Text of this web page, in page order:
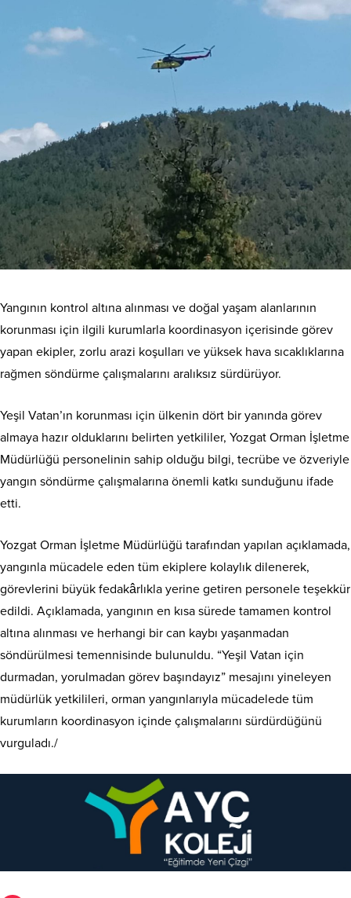
Yangının kontrol altına alınması ve doğal yaşam alanlarının
korunması için ilgili kurumlarla koordinasyon içerisinde görev
yapan ekipler, zorlu arazi koşulları ve yüksek hava sıcaklıklarına
rağmen söndürme çalışmalarını aralıksız sürdürüyor.
Yeşil Vatan’ın korunması için ülkenin dört bir yanında görev
almaya hazır olduklarını belirten yetkililer, Yozgat Orman İşletme
Müdürlüğü personelinin sahip olduğu bilgi, tecrübe ve özveriyle
yangın söndürme çalışmalarına önemli katkı sunduğunu ifade
etti.
Yozgat Orman İşletme Müdürlüğü tarafından yapılan açıklamada,
yangınla mücadele eden tüm ekiplere kolaylık dilenerek,
görevlerini büyük fedakârlıkla yerine getiren personele teşekkür
edildi. Açıklamada, yangının en kısa sürede tamamen kontrol
altına alınması ve herhangi bir can kaybı yaşanmadan
söndürülmesi temennisinde bulunuldu. “Yeşil Vatan için
durmadan, yorulmadan görev başındayız” mesajını yineleyen
müdürlük yetkilileri, orman yangınlarıyla mücadelede tüm
kurumların koordinasyon içinde çalışmalarını sürdürdüğünü
vurguladı./